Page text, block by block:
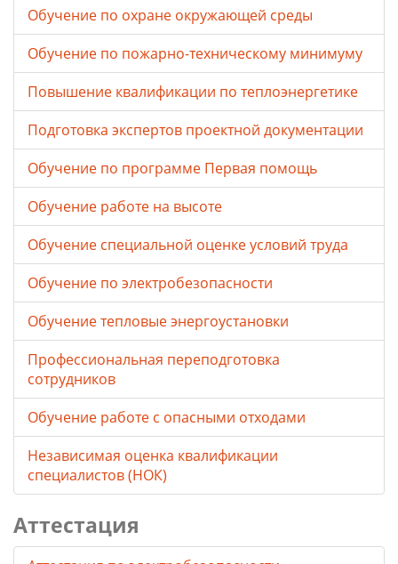
Обучение по охране окружающей среды
Обучение по пожарно-техническому минимуму
Повышение квалификации по теплоэнергетике
Подготовка экспертов проектной документации
Обучение по программе Первая помощь
Обучение работе на высоте
Обучение специальной оценке условий труда
Обучение по электробезопасности
Обучение тепловые энергоустановки
Профессиональная переподготовка
сотрудников
Обучение работе с опасными отходами
Независимая оценка квалификации
специалистов (НОК)
Аттестация